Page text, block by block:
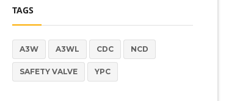
TAGS
A3W A3WL CDC NCD
SAFETY VALVE YPC